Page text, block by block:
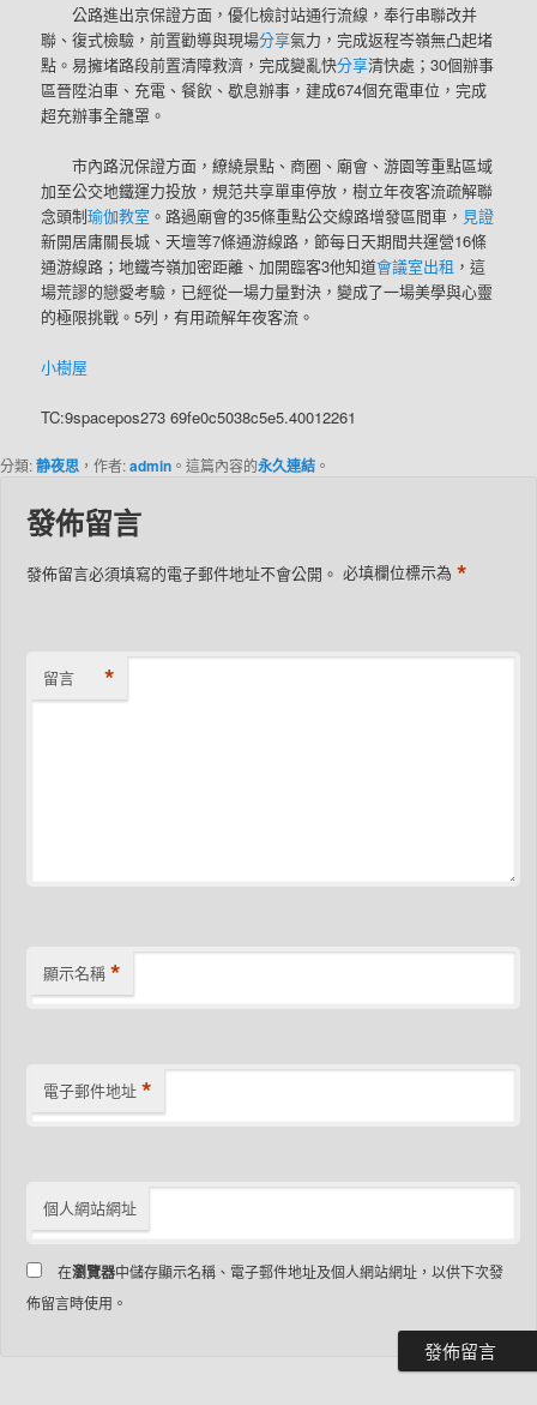
公路進出京保證方面，優化檢討站通行流線，奉行串聯改并
聯、復式檢驗，前置勸導與現場分享氣力，完成返程岑嶺無凸起堵
點。易擁堵路段前置清障救濟，完成變亂快分享清快處；30個辦事
區晉陞泊車、充電、餐飲、歇息辦事，建成674個充電車位，完成
超充辦事全籠罩。
市內路況保證方面，繚繞景點、商圈、廟會、游園等重點區域
加至公交地鐵運力投放，規范共享單車停放，樹立年夜客流疏解聯
念頭制瑜伽教室 。路過廟會的35條重點公交線路增發區間車， 見證
新開居庸關長城、天壇等7條通游線路，節每日天期間共運營16條
通游線路；地鐵岑嶺加密距離、加開臨客3他知道會議室出租 ，這
場荒謬的戀愛考驗，已經從一場力量對決，變成了一場美學與心靈
的極限挑戰。5列，有用疏解年夜客流。
小樹屋
TC:9spacepos273 69fe0c5038c5e5.40012261
分類:静夜思 ，作者:admin 。這篇內容的永久連結 。
發佈留言
發佈留言必須填寫的電子郵件地址不會公開。 必填欄位標示為*
留言 *
顯示名稱 *
電子郵件地址 *
個人網站網址
在瀏覽器中儲存顯示名稱、電子郵件地址及個人網站網址，以供下次發
佈留言時使用。